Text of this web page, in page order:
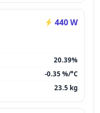
440 W
20.39%
-0.35 %/°C
23.5 kg